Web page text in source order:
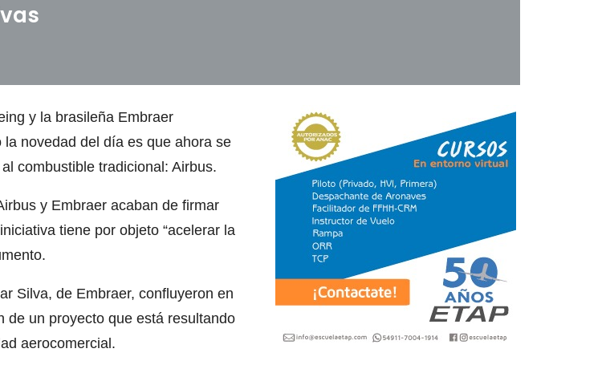
y la brasileña Embraer
novedad del día es que ahora se
combustible tradicional: Airbus.
y Embraer acaban de firmar
tiene por objeto “acelerar la
Silva, de Embraer, confluyeron en
de un proyecto que está resultando
aerocomercial.